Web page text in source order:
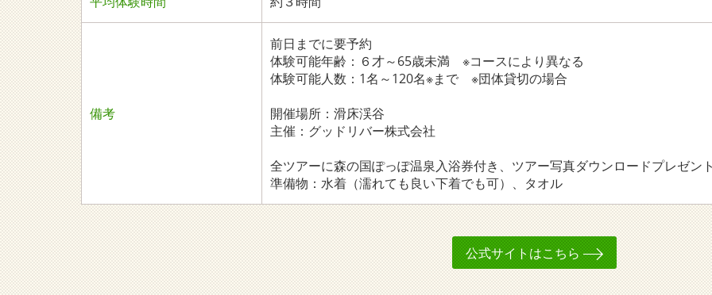
備考
前日までに要予約
体験可能年齢：６才～65歳未満 ※コースにより異なる
体験可能人数：1名～120名※まで ※団体貸切の場合
開催場所：滑床渓谷
主催：グッドリバー株式会社
全ツアーに森の国ぽっぽ温泉入浴券付き、ツアー写真ダウンロードプレゼン
準備物：水着（濡れても良い下着でも可）、タオル
公式サイトはこちら